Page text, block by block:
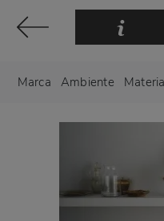
Marca Ambiente